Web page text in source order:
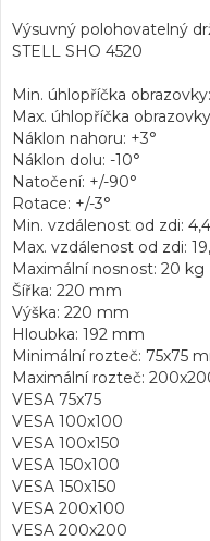
Výsuvný polohovatelný
STELL SHO 4520
Min. úhlopříčka
Max. úhlopříčka
Náklon nahoru: +3°
Náklon dolu: -10°
Natočení: +/-90°
Rotace: +/-3°
Min. vzdálenost od zdi:
Max. vzdálenost od zdi:
Maximální nosnost: 20 kg
Šířka: 220 mm
Výška: 220 mm
Hloubka: 192 mm
Minimální rozteč: 75x75
Maximální rozteč:
VESA 75x75
VESA 100x100
VESA 100x150
VESA 150x100
VESA 150x150
VESA 200x100
VESA 200x200